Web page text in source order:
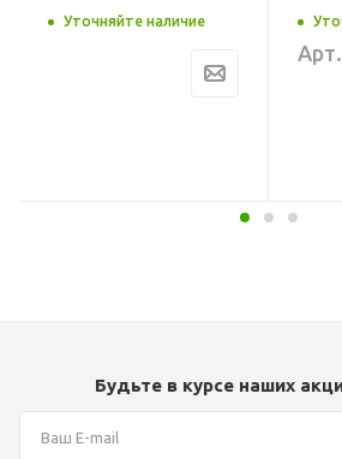
Уточняйте наличие
Будьте в курсе наших